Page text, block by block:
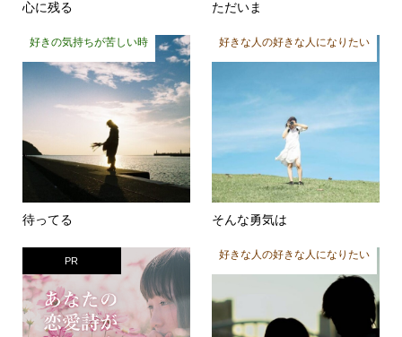
心に残る ただいま
好きの気持ちが苦しい時
待ってる
好きな人の好きな人になりたい
そんな勇気は
PR 好きな人の好きな人になりたい